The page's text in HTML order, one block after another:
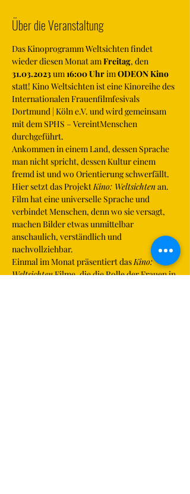
Über die Veranstaltung
Das Kinoprogramm Weltsichten findet
wieder diesen Monat am Freitag, den
31.03.2023 um 16:00 Uhr im ODEON Kino
statt! Kino Weltsichten ist eine Kinoreihe des
Internationalen Frauenfilmfesivals
Dortmund | Köln e.V. und wird gemeinsam
mit dem SPHS – VereintMenschen
durchgeführt.
Ankommen in einem Land, dessen Sprache
man nicht spricht, dessen Kultur einem
fremd ist und wo Orientierung schwerfällt.
Hier setzt das Projekt Kino: Weltsichten an.
Film hat eine universelle Sprache und
verbindet Menschen, denn wo sie versagt,
machen Bilder etwas unmittelbar
anschaulich, verständlich und
nachvollziehbar.
Einmal im Monat präsentiert das Kino:
Weltsichten Filme, die die Rolle der Frauen in